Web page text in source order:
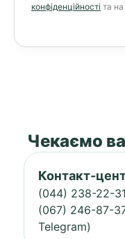
конфіденційності та
Чекаємо
Контакт-
(044) 238-22-31
(067) 246-87-
Telegram)